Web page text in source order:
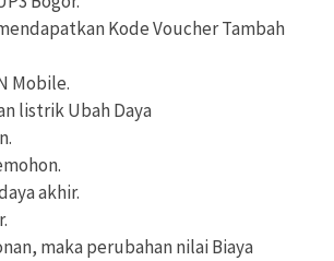
Kode Voucher Tambah
Mobile.
listrik Ubah Daya
akhir.
maka perubahan nilai Biaya